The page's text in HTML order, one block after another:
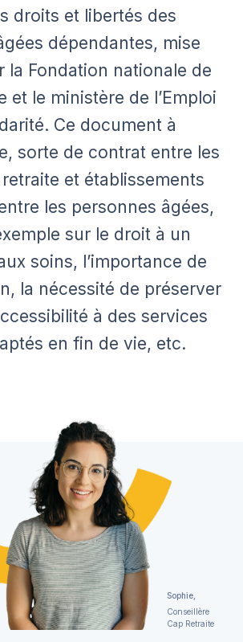
droits et libertés des
dépendantes, mise
la Fondation nationale de
et le ministère de l’Emploi
Ce document à
sorte de contrat entre les
et établissements
les personnes âgées,
sur le droit à un
soins, l’importance de
la nécessité de préserver
à des services
en fin de vie, etc.
Sophie,
Conseillère
Cap Retraite